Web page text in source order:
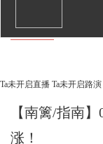
文章
Ta未开启直播 Ta未开启路演
【南篱/指南
涨！